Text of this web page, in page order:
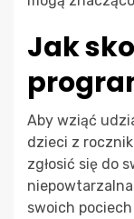
Jak
Aby wziąć
dzieci z
zgłosić się do
swoich